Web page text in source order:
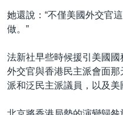
她還說：“不僅美國外交官
做。”
法新社早些時候援引美國
外交官與香港民主派會面
派和泛民主派議員，以及美